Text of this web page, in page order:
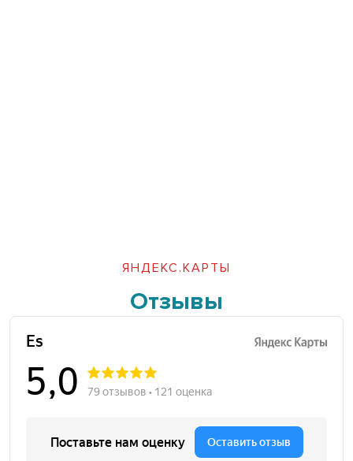
ЯНДЕКС.КАРТЫ
Отзывы